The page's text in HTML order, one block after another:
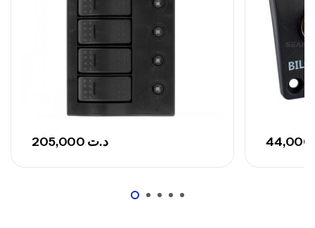
Canne Sunset Secret Cove 420 Cm 100
– 300 G
Cannes Surfcasting
د.ت
د.ت